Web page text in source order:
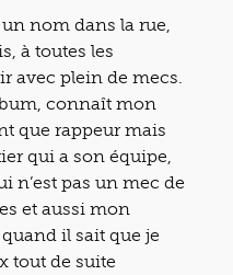
nom dans la rue,
à toutes les
avec plein de mecs.
connaît mon
que rappeur mais
qui a son équipe,
n’est pas un mec de
et aussi mon
il sait que je
tout de suite